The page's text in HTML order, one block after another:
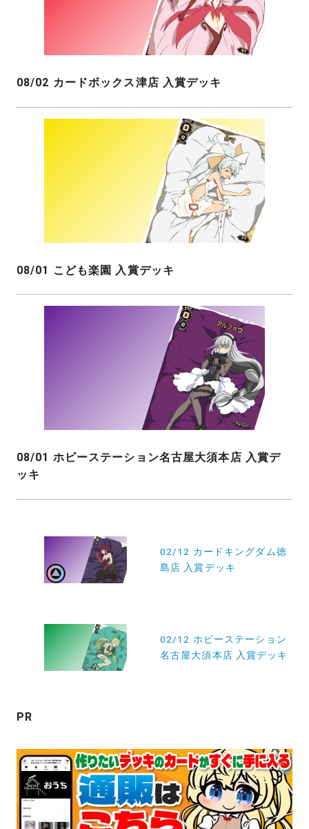
08/02 カードボックス津店 入賞デッキ
08/01 こども楽園 入賞デッキ
08/01 ホビーステーション名古屋大須本店 入賞デ
ッキ
ン
02/12 カードキングダム徳
島店 入賞デッキ
02/12 ホビーステーション
名古屋大須本店 入賞デッキ
PR